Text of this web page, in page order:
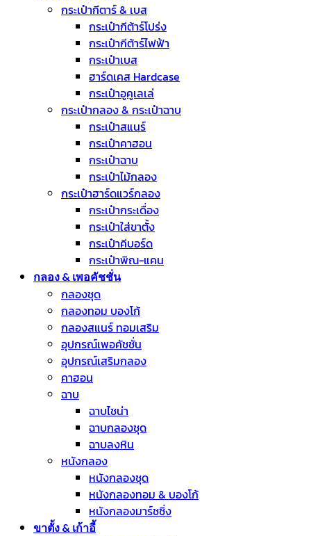
กระเป๋ากีตาร์ & เบส
กระเป๋ากีต้าร์โปร่ง
กระเป๋ากีต้าร์ไฟฟ้า
กระเป๋าเบส
ฮาร์ดเคส Hardcase
กระเป๋าอูคูเลเล่
กระเป๋ากลอง & กระเป๋าฉาบ
กระเป๋าสแนร์
กระเป๋าคาฮอน
กระเป๋าฉาบ
กระเป๋าไม้กลอง
กระเป๋าฮาร์ดแวร์กลอง
กระเป๋ากระเดื่อง
กระเป๋าใส่ขาตั้ง
กระเป๋าคีบอร์ด
กระเป๋าพิณ-แคน
กลอง & เพอคัชชั่น
กลองชุด
กลองทอม บองโก้
กลองสแนร์ ทอมเสริม
อุปกรณ์เพอคัชชั่น
อุปกรณ์เสริมกลอง
คาฮอน
ฉาบ
ฉาบไชน่า
ฉาบกลองชุด
ฉาบลงหิน
หนังกลอง
หนังกลองชุด
หนังกลองทอม & บองโก้
หนังกลองมาร์ชชิ่ง
ขาตั้ง & เก้าอี้